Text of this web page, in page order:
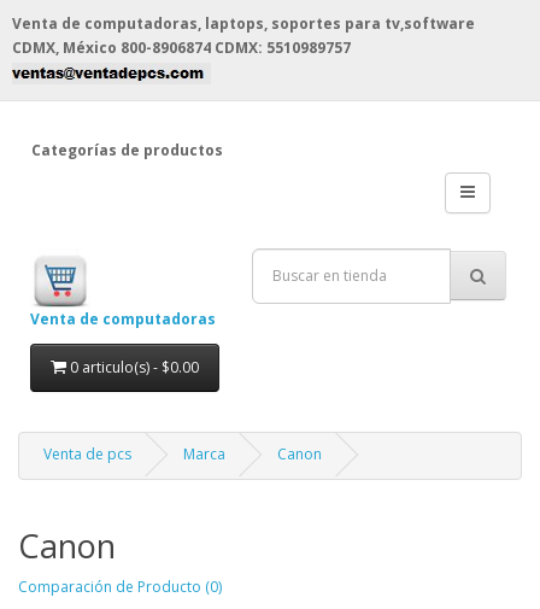
Venta de computadoras, laptops, soportes para tv,software
CDMX, México 800-8906874 CDMX: 5510989757
Categorías de productos
Venta de computadoras
0 articulo(s) - $0.00
Venta de pcs Marca Canon
Canon
Comparación de Producto (0)